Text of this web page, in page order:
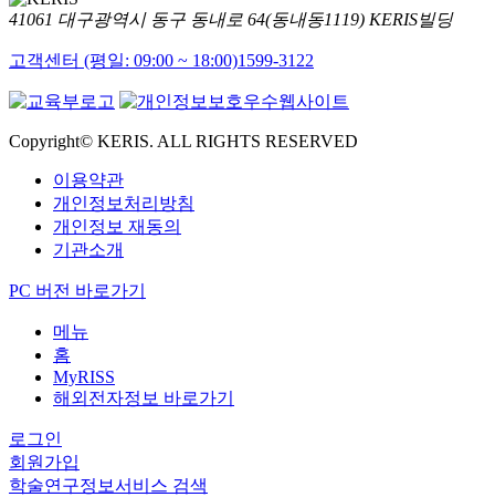
41061 대구광역시 동구 동내로 64(동내동1119) KERIS빌딩
고객센터 (평일: 09:00 ~ 18:00)1599-3122
Copyright© KERIS. ALL RIGHTS RESERVED
이용약관
개인정보처리방침
개인정보 재동의
기관소개
PC 버전 바로가기
메뉴
홈
MyRISS
해외전자정보 바로가기
로그인
회원가입
학술연구정보서비스 검색